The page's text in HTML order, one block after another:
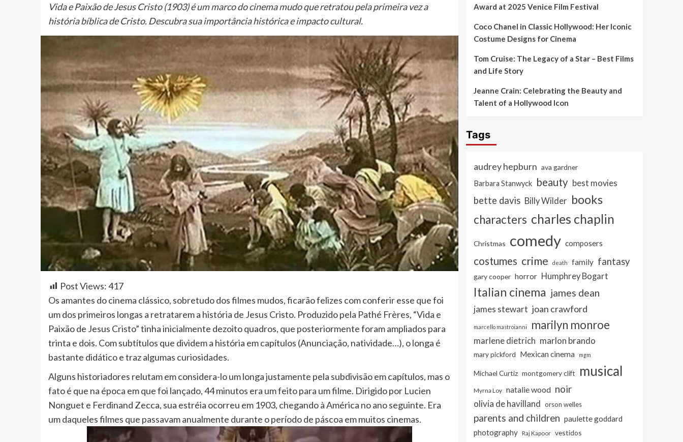
Vida e Paixão de Jesus Cristo (1903) é um marco do cinema mudo que retratou pela primeira vez a
história bíblica de Cristo. Descubra sua importância histórica e impacto cultural.
Post Views:417
Os amantes do cinema clássico, sobretudo dos filmes mudos, ficarão felizes com conferir esse que foi
um dos primeiros longas a retratarem a história de Jesus Cristo. Produzido pela Pathé Frères, “Vida e
Paixão de Jesus Cristo” tinha inicialmente dezoito quadros, que posteriormente foram ampliados para
trinta e dois. Com subtítulos que dividem a história em capítulos (Anunciação, natividade…), o longa é
bastante didático e traz algumas curiosidades.
Alguns historiadores relutam em considera-lo um longa justamente pela subdivisão em capítulos, mas o
fato é que na época em que foi lançado, 44 minutos era um feito para um filme. Dirigido por Lucien
Nonguet e Ferdinand Zecca, sua estréia ocorreu em 1903, chegando à América no ano seguinte. Era
um daqueles filmes que passavam anualmente durante o período de páscoa em muitos cinemas.
Award at 2025 Venice Film Festival
Coco Chanel in Classic Hollywood: Her Iconic
Costume Designs for Cinema
Tom Cruise: The Legacy of a Star – Best Films
and Life Story
Jeanne Crain: Celebrating the Beauty and
Talent of a Hollywood Icon
Tags
audrey hepburn ava gardner
Barbara Stanwyck
beauty best movies
bette davis Billy Wilder books
characters charles chaplin
Christmas comedy composers
costumes crime death family fantasy
gary cooper horror Humphrey Bogart
Italian cinema james dean
james stewart joan crawford
marcello mastroianni marilyn monroe
marlene dietrich marlon brando
mary pickford Mexican cinema mgm
Michael Curtiz montgomery clift musical
Myrna Loy natalie wood noir
olivia de havilland orson welles
parents and children paulette goddard
photography Raj Kapoor vestidos